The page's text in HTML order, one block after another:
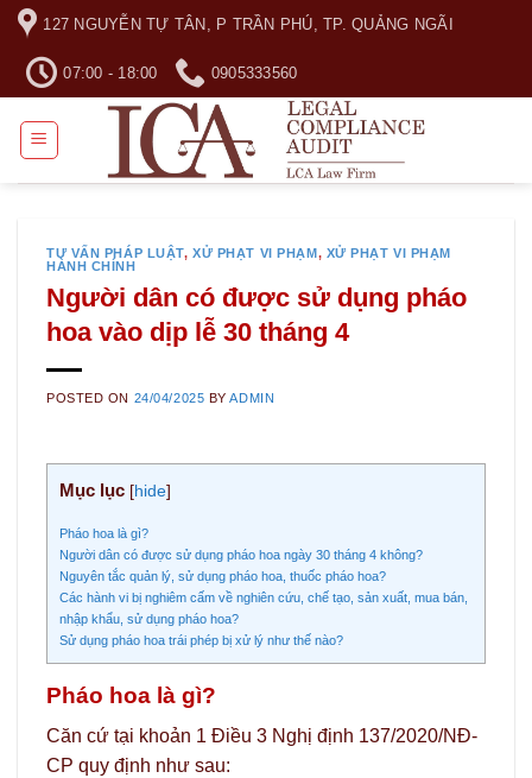
Skip
content
127 NGUYỄN TỰ TÂN, P TRẦN PHÚ, TP. QUẢNG NGÃI
07:00 - 18:00 0905333560
TƯ VẤN PHÁP LUẬT,XỬ PHẠT VI PHẠM, XỬ PHẠT VI PHẠM
HÀNH CHÍNH
Người dân có được sử dụng pháo
hoa vào dịp lễ 30 tháng 4
POSTED ON 24/04/2025 BYADMIN
Mục lục [hide]
Pháo hoa là gì?
Người dân có được sử dụng pháo hoa ngày 30 tháng 4 không?
Nguyên tắc quản lý, sử dụng pháo hoa, thuốc pháo hoa?
Các hành vi bị nghiêm cấm về nghiên cứu, chế tạo, sản xuất, mua bán,
nhập khẩu, sử dụng pháo hoa?
Sử dụng pháo hoa trái phép bị xử lý như thế nào?
Pháo hoa là gì?
Căn cứ tại khoản 1 Điều 3 Nghị định 137/2020/NĐ-
CP quy định như sau: